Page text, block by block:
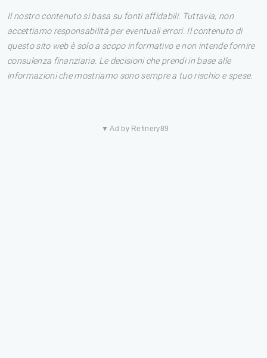
Il nostro contenuto si basa su fonti affidabili. Tuttavia, non
accettiamo responsabilità per eventuali errori. Il contenuto di
questo sito web è solo a scopo informativo e non intende fornire
consulenza finanziaria. Le decisioni che prendi in base alle
informazioni che mostriamo sono sempre a tuo rischio e spese.
▼ Ad by Refinery89